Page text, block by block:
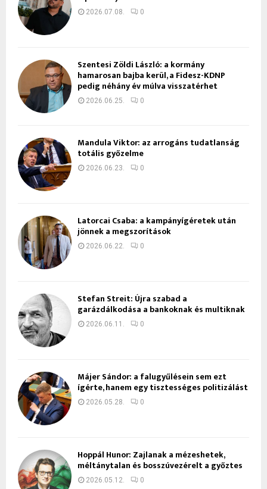
2026.07.08. 0
Szentesi Zöldi László: a kormány
hamarosan bajba kerül, a Fidesz-KDNP
pedig néhány év múlva visszatérhet
2026.06.25. 0
Mandula Viktor: az arrogáns tudatlanság
totális győzelme
2026.06.23. 0
Latorcai Csaba: a kampányígéretek után
jönnek a megszorítások
2026.06.22. 0
Stefan Streit: Újra szabad a
garázdálkodása a bankoknak és multiknak
2026.06.11. 0
Májer Sándor: a falugyűlésein sem ezt
ígérte, hanem egy tisztességes politizálást
2026.05.28. 0
Hoppál Hunor: Zajlanak a mézeshetek,
méltánytalan és bosszúvezérelt a győztes
2026.05.12. 0